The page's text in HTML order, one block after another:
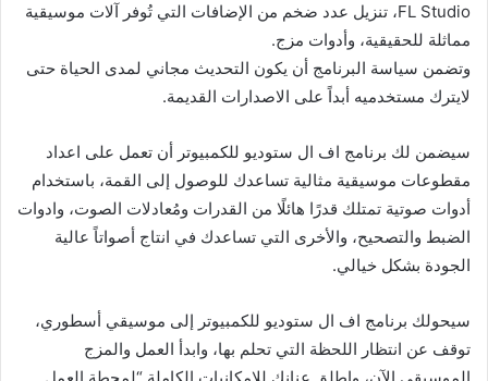
FL Studio، تنزيل عدد ضخم من الإضافات التي تُوفر آلات موسيقية
مماثلة للحقيقية، وأدوات مزج.
وتضمن سياسة البرنامج أن يكون التحديث مجاني لمدى الحياة حتى
لايترك مستخدميه أبداً على الاصدارات القديمة.
سيضمن لك برنامج اف ال ستوديو للكمبيوتر أن تعمل على اعداد
مقطوعات موسيقية مثالية تساعدك للوصول إلى القمة، باستخدام
أدوات صوتية تمتلك قدرًا هائلًا من القدرات ومُعادلات الصوت، وادوات
الضبط والتصحيح، والأخرى التي تساعدك في انتاج أصواتاً عالية
الجودة بشكل خيالي.
سيحولك برنامج اف ال ستوديو للكمبيوتر إلى موسيقي أسطوري،
توقف عن انتظار اللحظة التي تحلم بها، وابدأ العمل والمزج